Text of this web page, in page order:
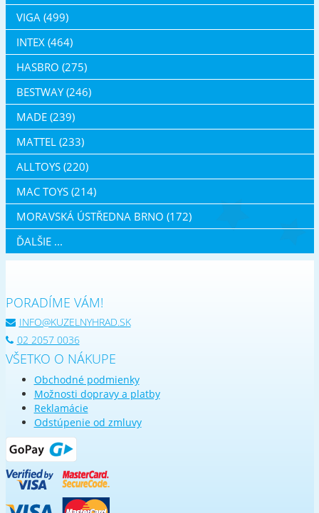
VIGA (499)
INTEX (464)
HASBRO (275)
BESTWAY (246)
MADE (239)
MATTEL (233)
ALLTOYS (220)
MAC TOYS (214)
MORAVSKÁ ÚSTŘEDNA BRNO (172)
ĎALŠIE ...
PORADÍME VÁM!
INFO@KUZELNYHRAD.SK
02 2057 0036
VŠETKO O NÁKUPE
Obchodné podmienky
Možnosti dopravy a platby
Reklamácie
Odstúpenie od zmluvy